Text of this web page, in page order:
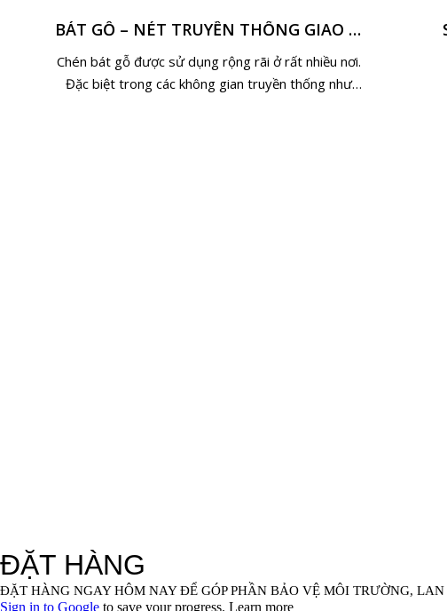
BÁT GỖ – NÉT TRUYỀN THỐNG GIAO THOA TRONG THỜI HIỆN ĐẠI
Chén bát gỗ được sử dụng rộng rãi ở rất nhiều nơi.
Đặc biệt trong các không gian truyền thống như